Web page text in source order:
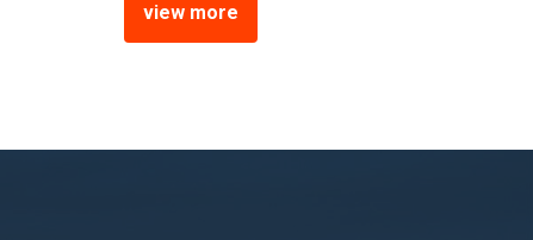
view more